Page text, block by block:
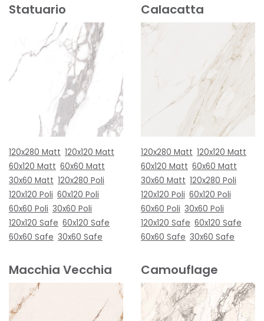
Statuario
120x280 Matt 120x120 Matt
60x120 Matt 60x60 Matt
30x60 Matt 120x280 Poli
120x120 Poli 60x120 Poli
60x60 Poli 30x60 Poli
120x120 Safe 60x120 Safe
60x60 Safe 30x60 Safe
Calacatta
120x280 Matt 120x120 Matt
60x120 Matt 60x60 Matt
30x60 Matt 120x280 Poli
120x120 Poli 60x120 Poli
60x60 Poli 30x60 Poli
120x120 Safe 60x120 Safe
60x60 Safe 30x60 Safe
Macchia Vecchia Camouflage